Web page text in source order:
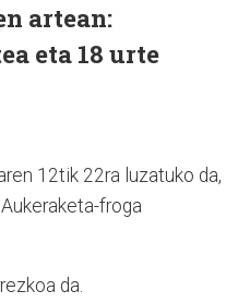
artean:
eta 18 urte
12tik 22ra luzatuko da,
froga
da.